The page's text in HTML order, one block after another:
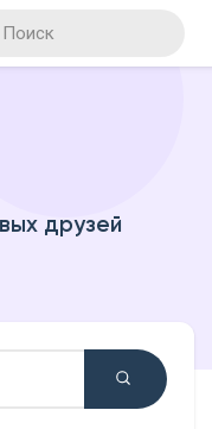
друзей